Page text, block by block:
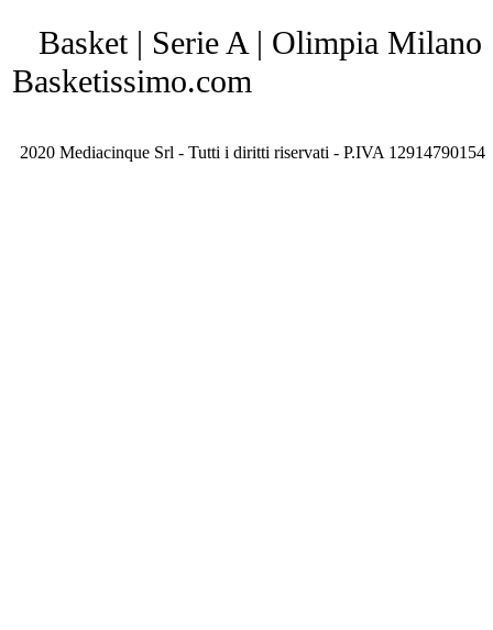
Basket | Serie A | Olimpia
Basketissimo.com
2020 Mediacinque Srl - Tutti i diritti riservati - P.IVA 12914790154